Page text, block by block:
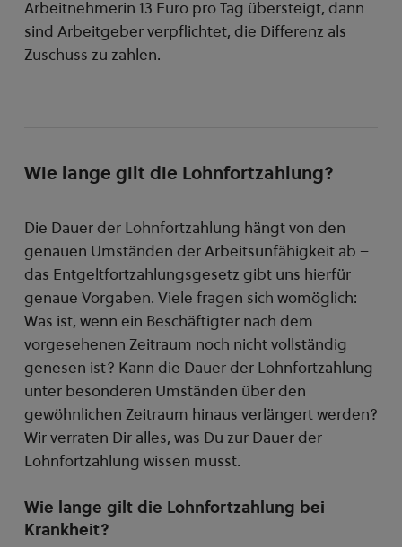
Arbeitnehmerin 13 Euro pro Tag übersteigt, dann
sind Arbeitgeber verpflichtet, die Differenz als
Zuschuss zu zahlen.
Wie lange gilt die Lohnfortzahlung?
Die Dauer der Lohnfortzahlung hängt von den
genauen Umständen der Arbeitsunfähigkeit ab –
das Entgeltfortzahlungsgesetz gibt uns hierfür
genaue Vorgaben. Viele fragen sich womöglich:
Was ist, wenn ein Beschäftigter nach dem
vorgesehenen Zeitraum noch nicht vollständig
genesen ist? Kann die Dauer der Lohnfortzahlung
unter besonderen Umständen über den
gewöhnlichen Zeitraum hinaus verlängert werden?
Wir verraten Dir alles, was Du zur Dauer der
Lohnfortzahlung wissen musst.
Wie lange gilt die Lohnfortzahlung bei
Krankheit?